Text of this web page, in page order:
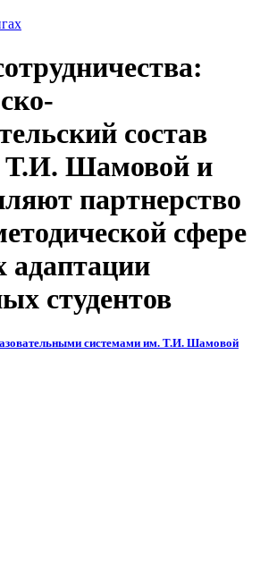
состав
Шамовой и
партнерство
сфере
адаптации
студентов
системами им. Т.И. Шамовой